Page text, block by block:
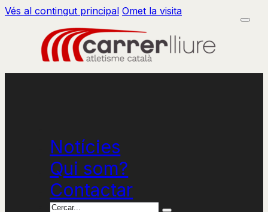
Vés al contingut principal Omet la visita
Notícies
Qui som?
Contactar
Cercar